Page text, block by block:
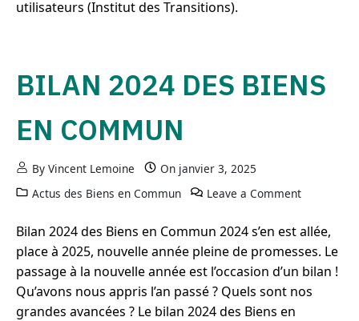
utilisateurs (Institut des Transitions).
BILAN 2024 DES BIENS
EN COMMUN
By Vincent Lemoine On janvier 3, 2025
Actus des Biens en Commun
Leave a Comment
Bilan 2024 des Biens en Commun 2024 s’en est allée,
place à 2025, nouvelle année pleine de promesses. Le
passage à la nouvelle année est l’occasion d’un bilan !
Qu’avons nous appris l’an passé ? Quels sont nos
grandes avancées ? Le bilan 2024 des Biens en